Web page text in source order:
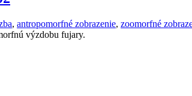
, antropomorfné zobrazenie, zoomorfné
výzdobu fujary.